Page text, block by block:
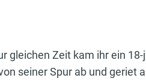
gleichen Zeit kam ihr ein
seiner Spur ab und geriet